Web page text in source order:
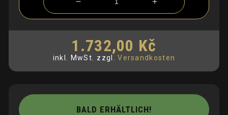
Verringere
die
für
Espresso
Tassen
Set
Erhöhe
die
für
Espresso
Tassen
Set
Normaler
Preis
1.732,00 Kč
inkl. MwSt. zzgl.Versandkosten
BALD ERHÄLTLICH!